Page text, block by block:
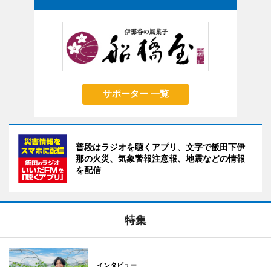
サポーター 一覧
普段はラジオを聴くアプリ、文字で飯田下伊
那の火災、気象警報注意報、地震などの情報
を配信
特集